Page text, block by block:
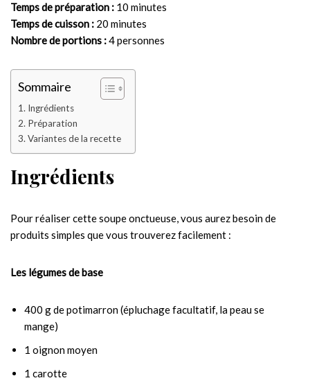
Temps de préparation : 10 minutes
Temps de cuisson : 20 minutes
Nombre de portions :4 personnes
Sommaire
Ingrédients
Préparation
Variantes de la recette
Ingrédients
Pour réaliser cette soupe onctueuse, vous aurez besoin de
produits simples que vous trouverez facilement :
Les légumes de base
400 g de potimarron (épluchage facultatif, la peau se
mange)
1 oignon moyen
1 carotte